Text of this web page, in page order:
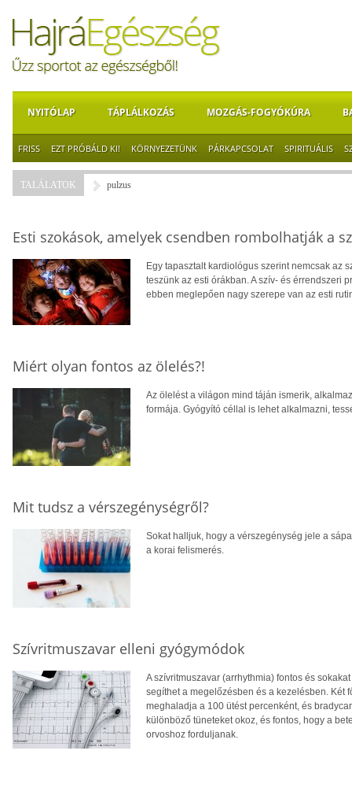
NYITÓLAP TÁPLÁLKOZÁS MOZGÁS-FOGYÓKÚRA
FRISS EZT PRÓBÁLD KI! KÖRNYEZETÜNK PÁRKAPCSOLAT SPIRITUÁLIS
TALÁLATOK pulzus
Esti szokások, amelyek csendben rombolhatják a
Egy tapasztalt kardiológus szerint nemcsak az
teszünk az esti órákban. A szív- és érrendszeri
ebben meglepően nagy szerepe van az esti
Miért olyan fontos az ölelés?!
Az ölelést a világon mind táján ismerik,
formája. Gyógyító céllal is lehet alkalmazni,
Mit tudsz a vérszegénységről?
Sokat halljuk, hogy a vérszegénység jele a
a korai felismerés.
Szívritmuszavar elleni gyógymódok
A szívritmuszavar (arrhythmia) fontos és
segíthet a megelőzésben és a kezelésben. Két
meghaladja a 100 ütést percenként, és
különböző tüneteket okoz, és fontos, hogy a
orvoshoz forduljanak.